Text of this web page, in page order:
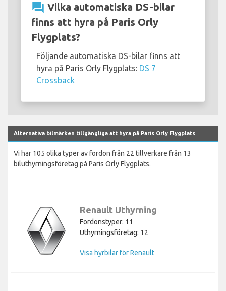
question_answer Vilka automatiska DS-bilar
finns att hyra på Paris Orly
Flygplats?
Följande automatiska DS-bilar finns att
hyra på Paris Orly Flygplats: DS 7
Crossback
Alternativa bilmärken tillgängliga att hyra på Paris Orly Flygplats
Vi har 105 olika typer av fordon från 22 tillverkare från 13
biluthyrningsföretag på Paris Orly Flygplats.
Renault Uthyrning
Fordonstyper: 11
Uthyrningsföretag: 12
Visa hyrbilar för Renault